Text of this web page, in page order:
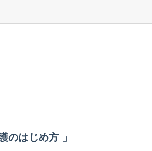
のはじめ方 」